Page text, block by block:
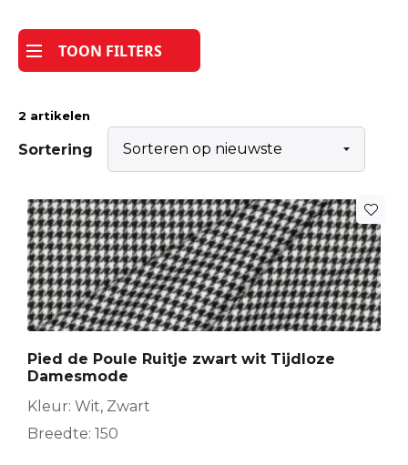
Tijdpakker stof
TOON FILTERS
2 artikelen
Sortering
Pied de Poule Ruitje zwart wit Tijdloze
Damesmode
Kleur: Wit, Zwart
Breedte: 150